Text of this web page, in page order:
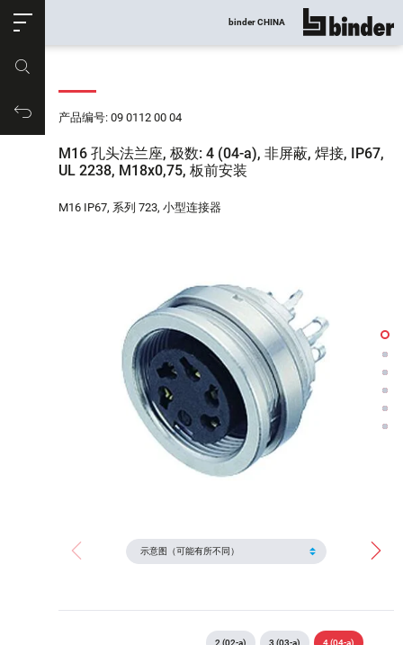
购物车
binder CHINA 显示所有
产品编号: 09 0112 00 04
M16 孔头法兰座, 极数: 4 (04-a), 非屏蔽, 焊接, IP67,
UL 2238, M18x0,75, 板前安装
M16 IP67, 系列 723, 小型连接器
2 (02-a) 3 (03-a) 4 (04-a)